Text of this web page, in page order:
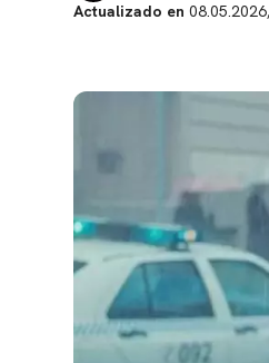
Actualizado en